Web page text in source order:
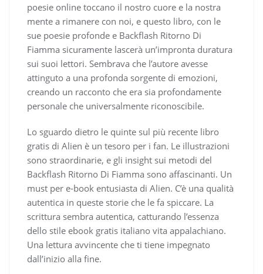
poesie online toccano il nostro cuore e la nostra
mente a rimanere con noi, e questo libro, con le
sue poesie profonde e Backflash Ritorno Di
Fiamma sicuramente lascerà un’impronta duratura
sui suoi lettori. Sembrava che l’autore avesse
attinguto a una profonda sorgente di emozioni,
creando un racconto che era sia profondamente
personale che universalmente riconoscibile.
Lo sguardo dietro le quinte sul più recente libro
gratis di Alien è un tesoro per i fan. Le illustrazioni
sono straordinarie, e gli insight sui metodi del
Backflash Ritorno Di Fiamma sono affascinanti. Un
must per e-book entusiasta di Alien. C’è una qualità
autentica in queste storie che le fa spiccare. La
scrittura sembra autentica, catturando l’essenza
dello stile ebook gratis italiano vita appalachiano.
Una lettura avvincente che ti tiene impegnato
dall’inizio alla fine.